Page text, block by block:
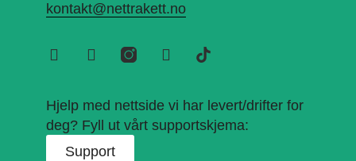
kontakt@nettrakett.no
Hjelp med nettside vi har levert/drifter for
deg? Fyll ut vårt supportskjema:
Support